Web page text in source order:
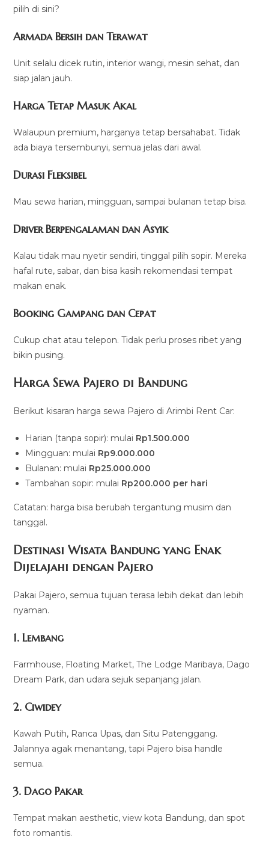
pilih di sini?
Armada Bersih dan Terawat
Unit selalu dicek rutin, interior wangi, mesin sehat, dan
siap jalan jauh.
Harga Tetap Masuk Akal
Walaupun premium, harganya tetap bersahabat. Tidak
ada biaya tersembunyi, semua jelas dari awal.
Durasi Fleksibel
Mau sewa harian, mingguan, sampai bulanan tetap bisa.
Driver Berpengalaman dan Asyik
Kalau tidak mau nyetir sendiri, tinggal pilih sopir. Mereka
hafal rute, sabar, dan bisa kasih rekomendasi tempat
makan enak.
Booking Gampang dan Cepat
Cukup chat atau telepon. Tidak perlu proses ribet yang
bikin pusing.
Harga Sewa Pajero di Bandung
Berikut kisaran harga sewa Pajero di Arimbi Rent Car:
Harian (tanpa sopir): mulai Rp1.500.000
Mingguan: mulai Rp9.000.000
Bulanan: mulai Rp25.000.000
Tambahan sopir: mulai Rp200.000 per hari
Catatan: harga bisa berubah tergantung musim dan
tanggal.
Destinasi Wisata Bandung yang Enak
Dijelajahi dengan Pajero
Pakai Pajero, semua tujuan terasa lebih dekat dan lebih
nyaman.
1. Lembang
Farmhouse, Floating Market, The Lodge Maribaya, Dago
Dream Park, dan udara sejuk sepanjang jalan.
2. Ciwidey
Kawah Putih, Ranca Upas, dan Situ Patenggang.
Jalannya agak menantang, tapi Pajero bisa handle
semua.
3. Dago Pakar
Tempat makan aesthetic, view kota Bandung, dan spot
foto romantis.